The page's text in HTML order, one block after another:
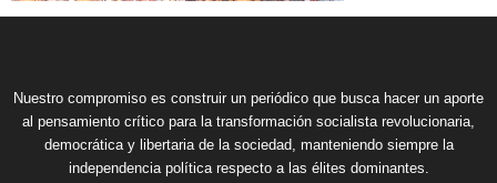
Nuestro compromiso es construir un periódico que busca hacer un aporte
al pensamiento crítico para la transformación socialista revolucionaria,
democrática y libertaria de la sociedad, manteniendo siempre la
independencia política respecto a las élites dominantes.